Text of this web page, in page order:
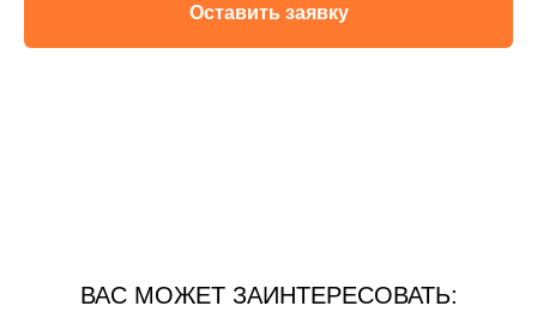
Оставить заявку
ВАС МОЖЕТ ЗАИНТЕРЕСОВАТЬ: